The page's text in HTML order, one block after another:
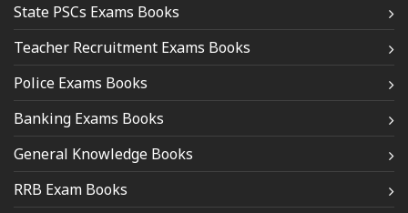
State PSCs Exams Books
Teacher Recruitment Exams Books
Police Exams Books
Banking Exams Books
General Knowledge Books
RRB Exam Books